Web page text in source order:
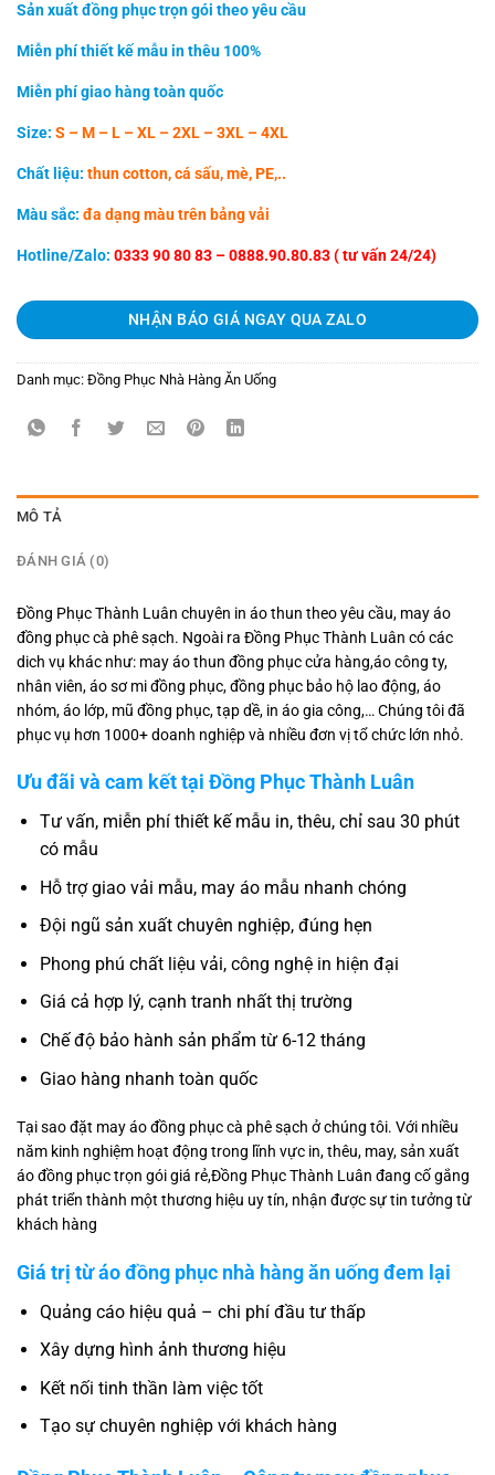
Sản xuất đồng phục trọn gói theo yêu cầu
Miễn phí thiết kế mẫu in thêu 100%
Miễn phí giao hàng toàn quốc
Size: S – M – L – XL – 2XL – 3XL – 4XL
Chất liệu: thun cotton, cá sấu, mè, PE,..
Màu sắc: đa dạng màu trên bảng vải
Hotline/Zalo: 0333 90 80 83 – 0888.90.80.83 ( tư vấn 24/24)
NHẬN BÁO GIÁ NGAY QUA ZALO
Danh mục: Đồng Phục Nhà Hàng Ăn Uống
MÔ TẢ
ĐÁNH GIÁ (0)
Đồng Phục Thành Luân chuyên in áo thun theo yêu cầu, may áo
đồng phục cà phê sạch. Ngoài ra Đồng Phục Thành Luân có các
dich vụ khác như: may áo thun đồng phục cửa hàng,áo công ty,
nhân viên, áo sơ mi đồng phục, đồng phục bảo hộ lao động, áo
nhóm, áo lớp, mũ đồng phục, tạp dề, in áo gia công,… Chúng tôi đã
phục vụ hơn 1000+ doanh nghiệp và nhiều đơn vị tổ chức lớn nhỏ.
Ưu đãi và cam kết tại Đồng Phục Thành Luân
Tư vấn, miễn phí thiết kế mẫu in, thêu, chỉ sau 30 phút
có mẫu
Hỗ trợ giao vải mẫu, may áo mẫu nhanh chóng
Đội ngũ sản xuất chuyên nghiệp, đúng hẹn
Phong phú chất liệu vải, công nghệ in hiện đại
Giá cả hợp lý, cạnh tranh nhất thị trường
Chế độ bảo hành sản phẩm từ 6-12 tháng
Giao hàng nhanh toàn quốc
Tại sao đặt may áo đồng phục cà phê sạch ở chúng tôi. Với nhiều
năm kinh nghiệm hoạt động trong lĩnh vực in, thêu, may, sản xuất
áo đồng phục trọn gói giá rẻ,Đồng Phục Thành Luân đang cố gắng
phát triển thành một thương hiệu uy tín, nhận được sự tin tưởng từ
khách hàng
Giá trị từ áo đồng phục nhà hàng ăn uống đem lại
Quảng cáo hiệu quả – chi phí đầu tư thấp
Xây dựng hình ảnh thương hiệu
Kết nối tinh thần làm việc tốt
Tạo sự chuyên nghiệp với khách hàng